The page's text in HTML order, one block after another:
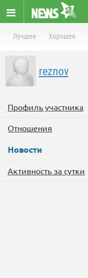
Лучшее Хорошее
reznov
Профиль участника
Отношения
Новости
Активность за сутки